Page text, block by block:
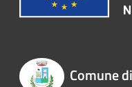
Comune